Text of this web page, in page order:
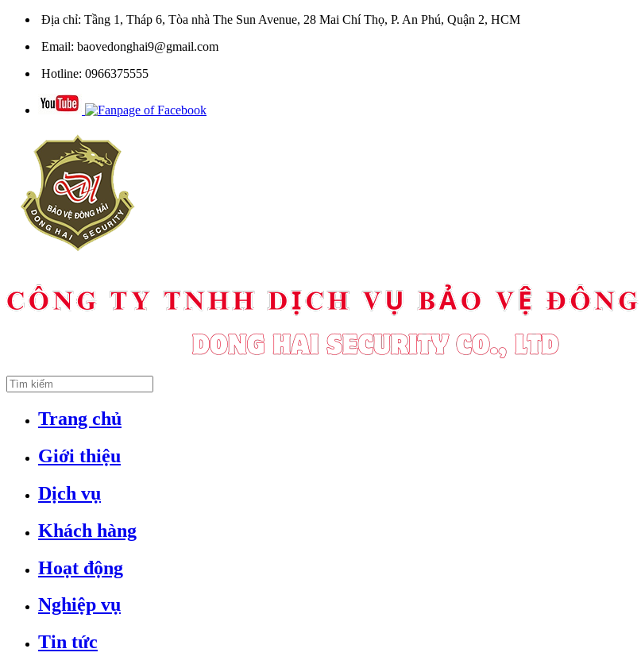
Địa chỉ: Tầng 1, Tháp 6, Tòa nhà The Sun Avenue, 28 Mai Chí Thọ, P. An Phú, Quận 2, HCM
Email: baovedonghai9@gmail.com
Hotline: 0966375555
Trang chủ
Giới thiệu
Dịch vụ
Khách hàng
Hoạt động
Nghiệp vụ
Tin tức